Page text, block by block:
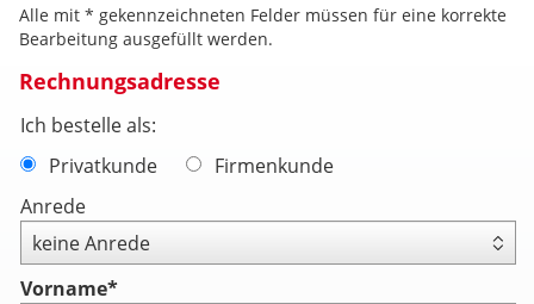
Alle mit * gekennzeichneten Felder müssen für eine korrekte
Bearbeitung ausgefüllt werden.
Rechnungsadresse
Ich bestelle als:
Privatkunde
Firmenkunde
Anrede
Vorname*